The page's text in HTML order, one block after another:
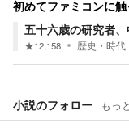
初めてファミコンに触
五十六歳の研究者
★12,158 歴史・時代
小説のフォロー もっ